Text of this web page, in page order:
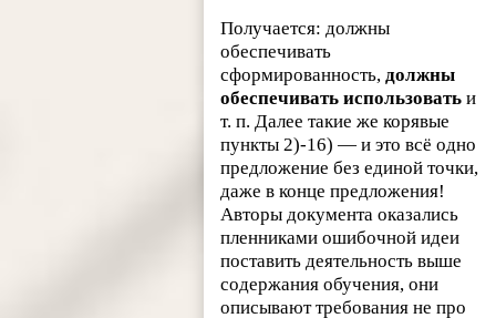
Получается: должны
обеспечивать
сформированность,должны
обеспечивать использовать и
т. п. Далее такие же корявые
пункты 2)-16) — и это всё одно
предложение без единой точки,
даже в конце предложения!
Авторы документа оказались
пленниками ошибочной идеи
поставить деятельность выше
содержания обучения, они
описывают требования не про